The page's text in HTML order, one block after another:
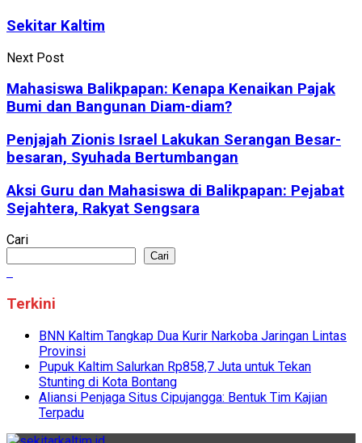
Sekitar Kaltim
Next Post
Mahasiswa Balikpapan: Kenapa Kenaikan Pajak
Bumi dan Bangunan Diam-diam?
Penjajah Zionis Israel Lakukan Serangan Besar-
besaran, Syuhada Bertumbangan
Aksi Guru dan Mahasiswa di Balikpapan: Pejabat
Sejahtera, Rakyat Sengsara
Cari
Cari
Terkini
BNN Kaltim Tangkap Dua Kurir Narkoba Jaringan Lintas
Provinsi
Pupuk Kaltim Salurkan Rp858,7 Juta untuk Tekan
Stunting di Kota Bontang
Aliansi Penjaga Situs Cipujangga: Bentuk Tim Kajian
Terpadu